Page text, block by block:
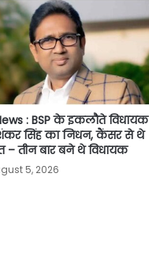
: BSP के इकलौते विधायक
सिंह का निधन, कैंसर से थे
– तीन बार बने थे विधायक
5, 2026